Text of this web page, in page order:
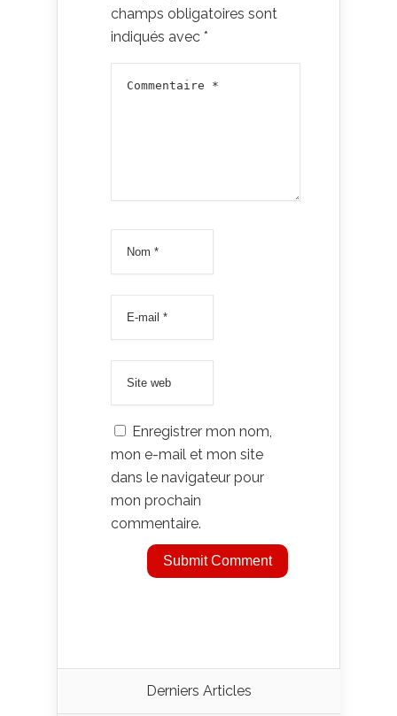
champs obligatoires sont
indiqués avec *
Enregistrer mon nom,
mon e-mail et mon site
dans le navigateur pour
mon prochain
commentaire.
Derniers Articles